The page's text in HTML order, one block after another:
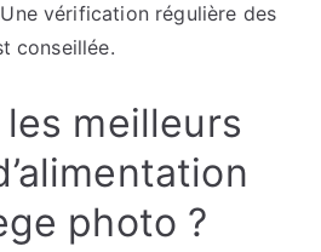
vérification régulière des
conseillée.
meilleurs
photo ?